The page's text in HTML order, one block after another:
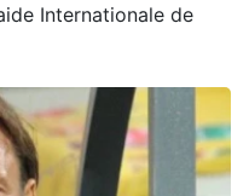
Internationale de